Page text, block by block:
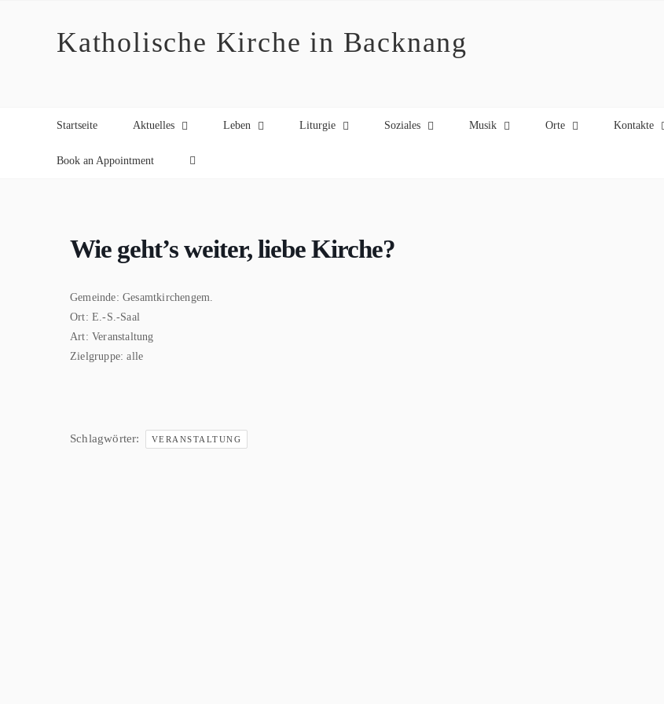
Katholische Kirche in Backnang
Startseite Aktuelles Leben Liturgie Soziales Musik Orte Kontakte
Book an Appointment
Wie geht’s weiter, liebe Kirche?
Gemeinde: Gesamtkirchengem.
Ort: E.-S.-Saal
Art: Veranstaltung
Zielgruppe:alle
Schlagwörter: VERANSTALTUNG